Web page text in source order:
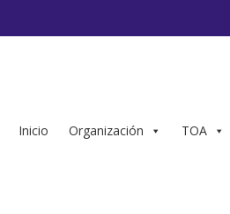
Inicio Organización TOA